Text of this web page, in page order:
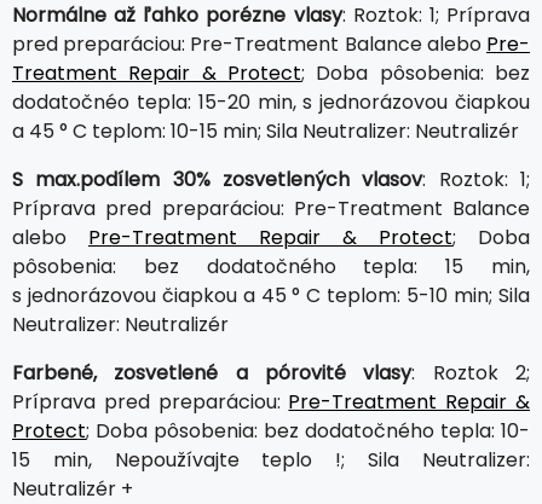
Normálne až ľahko porézne vlasy: Roztok: 1; Príprava
pred preparáciou: Pre-Treatment Balance alebo Pre-
Treatment Repair & Protect; Doba pôsobenia: bez
dodatočnéo tepla: 15-20 min, s jednorázovou čiapkou
a 45 ° C teplom: 10-15 min; Sila Neutralizer: Neutralizér
S max.podílem 30% zosvetlených vlasov: Roztok: 1;
Príprava pred preparáciou: Pre-Treatment Balance
alebo Pre-Treatment Repair & Protect; Doba
pôsobenia: bez dodatočného tepla: 15 min,
s jednorázovou čiapkou a 45 ° C teplom: 5-10 min; Sila
Neutralizer: Neutralizér
Farbené, zosvetlené a pórovité vlasy: Roztok 2;
Príprava pred preparáciou: Pre-Treatment Repair &
Protect; Doba pôsobenia: bez dodatočného tepla: 10-
15 min, Nepoužívajte teplo !; Sila Neutralizer:
Neutralizér +